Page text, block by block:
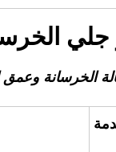
جلي
الخرسانة